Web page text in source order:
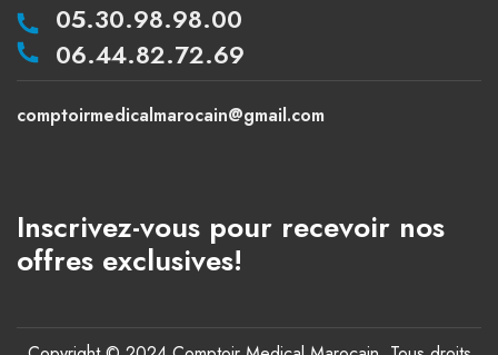
05.30.98.98.00
06.44.82.72.69
comptoirmedicalmarocain@gmail.com
Inscrivez-vous pour recevoir nos
offres exclusives!